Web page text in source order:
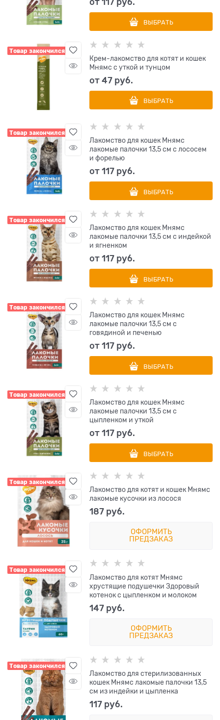
от117 руб.
ВЫБРАТЬ
Товар закончился
Крем-лакомство для котят и кошек
Мнямс с уткой и тунцом
от47 руб.
ВЫБРАТЬ
Товар закончился
Лакомство для кошек Мнямс
лакомые палочки 13,5 см с лососем
и форелью
от117 руб.
ВЫБРАТЬ
Товар закончился
Лакомство для кошек Мнямс
лакомые палочки 13,5 см с индейкой
и ягненком
от117 руб.
ВЫБРАТЬ
Товар закончился
Лакомство для кошек Мнямс
лакомые палочки 13,5 см с
говядиной и печенью
от117 руб.
ВЫБРАТЬ
Товар закончился
Лакомство для кошек Мнямс
лакомые палочки 13,5 см с
цыпленком и уткой
от117 руб.
ВЫБРАТЬ
Товар закончился
Лакомство для котят и кошек Мнямс
лакомые кусочки из лосося
187 руб.
ОФОРМИТЬ
ПРЕДЗАКАЗ
Товар закончился
Лакомство для котят Мнямс
хрустящие подушечки Здоровый
котенок с цыпленком и молоком
147 руб.
ОФОРМИТЬ
ПРЕДЗАКАЗ
Товар закончился
Лакомство для стерилизованных
кошек Мнямс лакомые палочки 13,5
см из индейки и цыпленка
117 руб.